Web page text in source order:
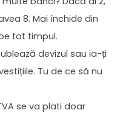
8. Mai închide din
tot timpul.
devizul sau ia-ți
Tu de ce să nu
se va plati doar